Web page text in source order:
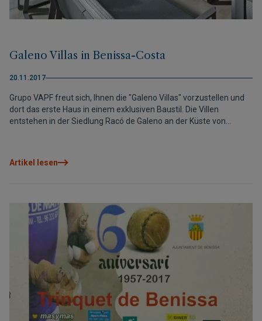
Galeno Villas in Benissa-Costa
20.11.2017
Grupo VAPF freut sich, Ihnen die "Galeno Villas" vorzustellen und
dort das erste Haus in einem exklusiven Baustil. Die Villen
entstehen in der Siedlung Racó de Galeno an der Küste von
ausgerichtetsind, dass die Bewohner den traumhaften Meerblick
das mediterrane Klima auch im Winter beschert, geniessen kann.
Selbstverständlich alles in bester Bauqualität und mit Garantie
dank jahrzehntelanger Erfahrungen der Grupo VAPF. Fotos Villa
Sena-Galeno Villas Weitere Information in der Verkaufsabteilung
der Grupo VAPF, Telefon 0034 96 573 40 17, E-mail:
com@vapf.com
Artikel lesen